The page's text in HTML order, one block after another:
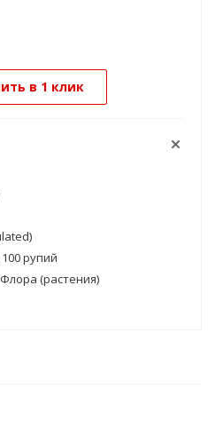
в 1 клик
100 рупий
Флора (растения)